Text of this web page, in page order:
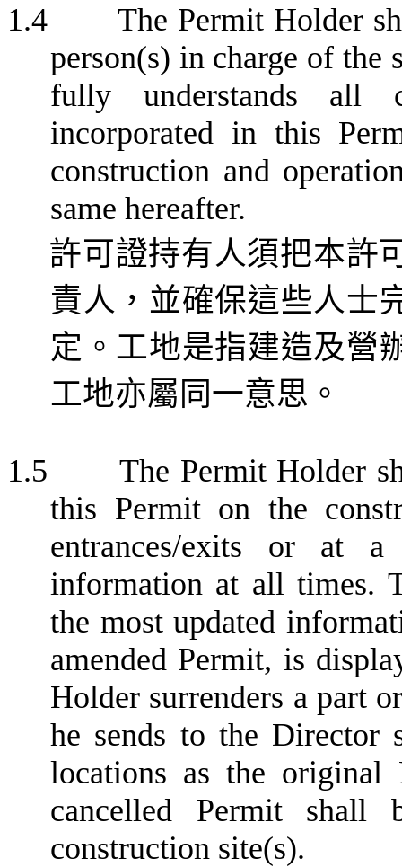
1.4
The Permit Holder
person(s) in charge of the
fully understands all
incorporated in this
construction and
same hereafter.
許可證持有人須把本許
責人，並確保這些人士
定。工地是指建造及營
工地亦屬同一意思。
1.5
The Permit Holder
this Permit on the
entrances/exits or at a
information at all times.
the most updated
amended Permit, is
Holder surrenders a part
he sends to the Director
locations as the original
cancelled Permit
construction site(s).